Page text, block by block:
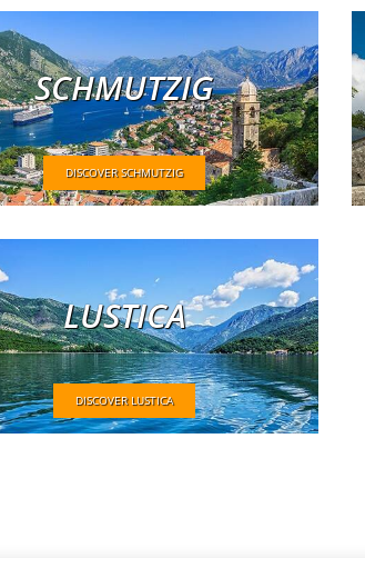
SCHMUTZIG
DISCOVER SCHMUTZIG
LUSTICA
DISCOVER LUSTICA